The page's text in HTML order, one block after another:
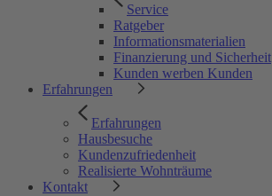
Service
Ratgeber
Informationsmaterialien
Finanzierung und Sicherheit
Kunden werben Kunden
Erfahrungen
Erfahrungen
Hausbesuche
Kundenzufriedenheit
Realisierte Wohnträume
Kontakt